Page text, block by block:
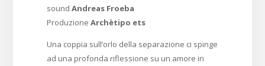
sound Andreas Froeba
Produzione Archètipo ets
Una coppia sull’orlo della separazione ci spinge
ad una profonda riflessione su un amore in